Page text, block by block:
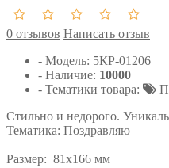
0 отзывов Написать отзыв
- Модель: 5КР-01206
- Наличие: 10000
- Тематики товара:
Стильно и недорого.
Тематика: Поздравляю
Размер: 81х166 мм